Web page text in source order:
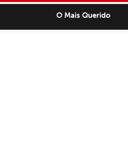
O Mais Querido